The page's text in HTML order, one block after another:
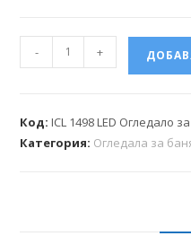
- +
Код:ICL 1498 LED Огледало
Категория: Огледала за